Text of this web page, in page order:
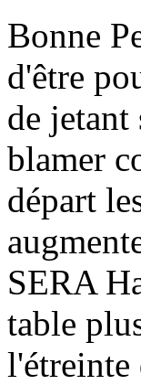
Bonne
d'être
de
blamer
départ
SERA
table
l'étreinte